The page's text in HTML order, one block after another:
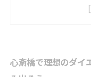
専門トレーナー
維持の秘密
心斎橋で理想のダイ